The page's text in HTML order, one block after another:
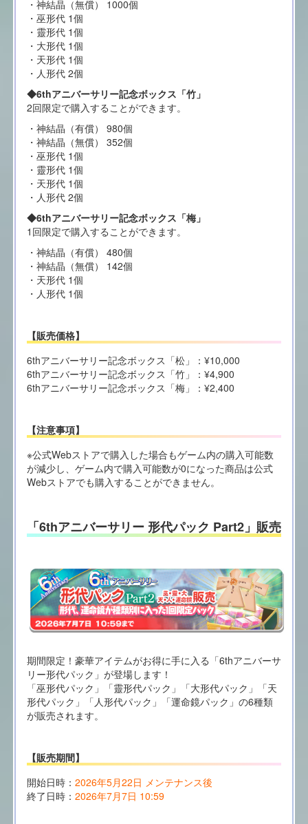
・神結晶（無償） 1000個
・巫形代 1個
・靈形代 1個
・大形代 1個
・天形代 1個
・人形代 2個
◆6thアニバーサリー記念ボックス「竹」
2回限定で購入することができます。
・神結晶（有償） 980個
・神結晶（無償） 352個
・巫形代 1個
・靈形代 1個
・天形代 1個
・人形代 2個
◆6thアニバーサリー記念ボックス「梅」
1回限定で購入することができます。
・神結晶（有償） 480個
・神結晶（無償） 142個
・天形代 1個
・人形代 1個
【販売価格】
6thアニバーサリー記念ボックス「松」：¥10,000
6thアニバーサリー記念ボックス「竹」：¥4,900
6thアニバーサリー記念ボックス「梅」：¥2,400
【注意事項】
※公式Webストアで購入した場合もゲーム内の購入可能数
が減少し、ゲーム内で購入可能数が0になった商品は公式
Webストアでも購入することができません。
「6thアニバーサリー 形代パック Part2」販売
期間限定！豪華アイテムがお得に手に入る「6thアニバーサ
リー形代パック」が登場します！
「巫形代パック」「靈形代パック」「大形代パック」「天
形代パック」「人形代パック」「運命鏡パック」の6種類
が販売されます。
【販売期間】
開始日時： 2026年5月22日 メンテナンス後
終了日時： 2026年7月7日 10:59